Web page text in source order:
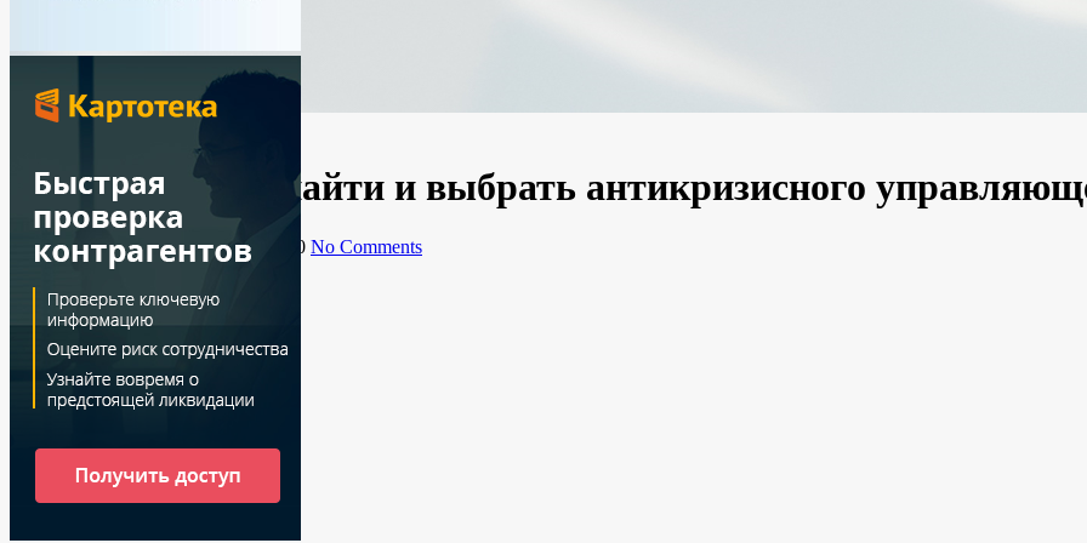
Банкротство Спецпроекты
Как кредитору найти и выбрать антикризисного
ByИрина 01.07.2020 13 июля, 2020 No Comments